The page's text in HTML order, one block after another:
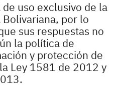
uso exclusivo de la
por lo
sus respuestas no
la política de
y protección de
Ley 1581 de 2012 y